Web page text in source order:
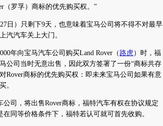
（罗孚）商标的优先购买权。”
）只剩下9天，也意味着宝马公司将不得不对最早
汽汽车关上大门。
年向宝马汽车公司购买Land Rover（路虎）时，福
公司当时无意出售，因此双方签署了一份“商标共存
Rover商标的优先购买权：即未来宝马公司如果有意
。
，将出售Rover商标，福特汽车有权在协议规定
同等价格条件下，福特若认可就可首先收购。